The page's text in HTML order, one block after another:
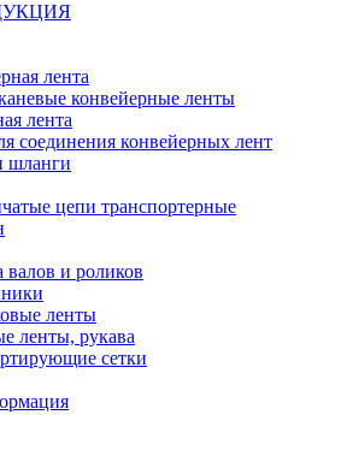
лента
конвейерные ленты
лента
соединения конвейерных лент
шланги
цепи транспортерные
валов и роликов
ленты
ленты, рукава
сетки